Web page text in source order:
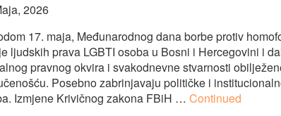
2026
17. maja, Međunarodnog dana borbe protiv
ljudskih prava LGBTI osoba u Bosni i Hercegovini i
pravnog okvira i svakodnevne stvarnosti
Posebno zabrinjavaju političke i
Izmjene Krivičnog zakona FBiH … Continued